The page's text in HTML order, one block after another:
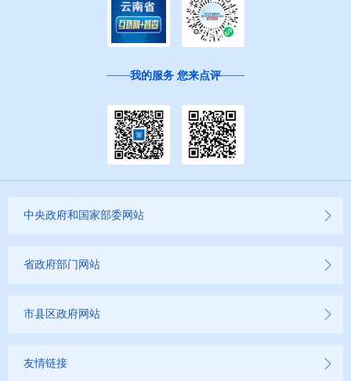
我的服务 您来点评
中央政府和国家部委网站
省政府部门网站
市县区政府网站
友情链接